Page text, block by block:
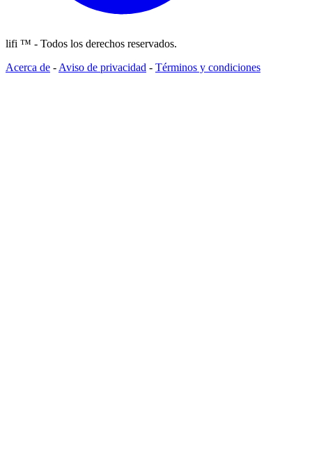
lifi ™ - Todos los derechos reservados.
Acerca de - Aviso de privacidad - Términos y condiciones